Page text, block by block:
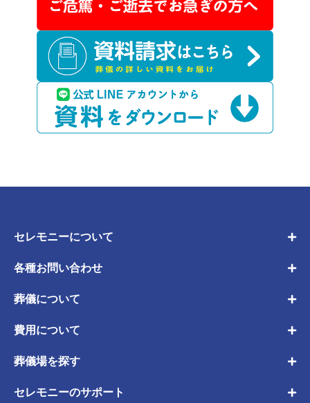
セレモニーについて
各種お問い合わせ
葬儀について
費用について
葬儀場を探す
セレモニーのサポート